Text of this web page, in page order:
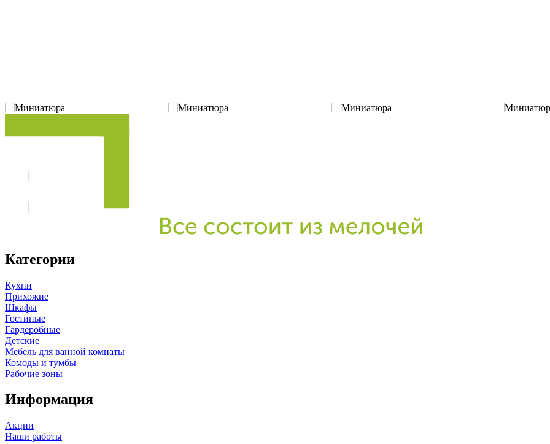
Категории
Кухни
Прихожие
Шкафы
Гостиные
Гардеробные
Детские
Мебель для ванной комнаты
Комоды и тумбы
Рабочие зоны
Информация
Акции
Наши работы